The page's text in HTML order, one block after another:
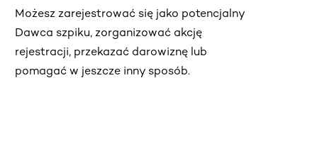
Możesz zarejestrować się jako potencjalny
Dawca szpiku, zorganizować akcję
rejestracji, przekazać darowiznę lub
pomagać w jeszcze inny sposób.